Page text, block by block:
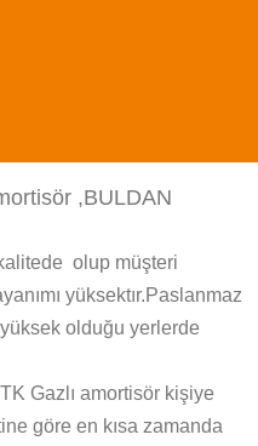
,BULDAN
olup müşteri
yüksektır.Paslanmaz
olduğu yerlerde
Gazlı amortisör kişiye
göre en kısa zamanda